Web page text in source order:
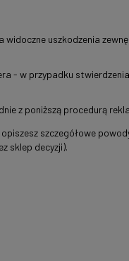
uszkodzenia
- w przypadku
z poniższą procedurą
szczegółowe
sklep decyzji).